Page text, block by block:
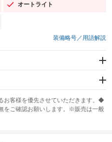
オートライト
：装備あり
装備略号／用語解説
ABS
お客様を優先させていただきます。◆
をご確認お願いします。※販売は一般